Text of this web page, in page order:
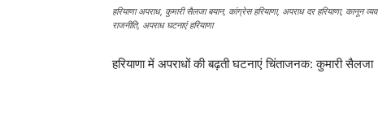
हरियाणा अपराध, कुमारी सैलजा बयान, कांग्रेस हरियाणा, अपराध दर हरियाणा, कानून
राजनीति, अपराध घटनाएं हरियाणा
हरियाणा में अपराधों की बढ़ती घटनाएं चिंताजनक: कुमारी सैलजा